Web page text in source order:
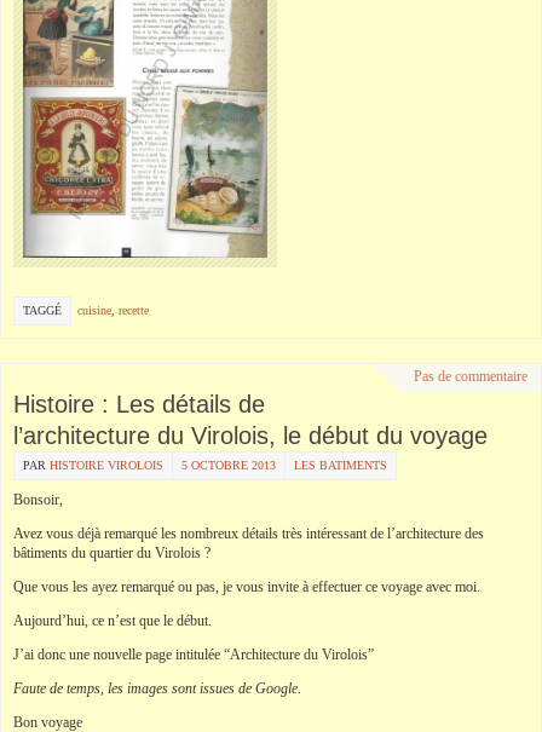
TAGGÉ cuisine recette
Pas de commentaire
Histoire : Les détails de
l’architecture du Virolois, le début du voyage
PAR HISTOIRE VIROLOIS 5 OCTOBRE 2013 LES BATIMENTS
Bonsoir,
Avez vous déjà remarqué les nombreux détails très intéressant de l’architecture des
bâtiments du quartier du Virolois ?
Que vous les ayez remarqué ou pas, je vous invite à effectuer ce voyage avec moi.
Aujourd’hui, ce n’est que le début.
J’ai donc une nouvelle page intitulée “Architecture du Virolois”
Faute de temps, les images sont issues de Google.
Bon voyage